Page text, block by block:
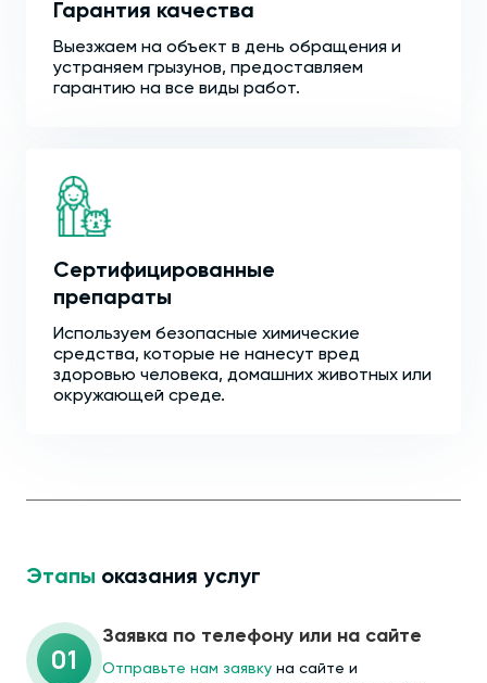
Гарантия качества
Выезжаем на объект в день обращения и
устраняем грызунов, предоставляем
гарантию на все виды работ.
Сертифицированные
препараты
Используем безопасные химические
средства, которые не нанесут вред
здоровью человека, домашних животных или
окружающей среде.
Этапы оказания услуг
01
Заявка по телефону или на сайте
Отправьте нам заявку на сайте и